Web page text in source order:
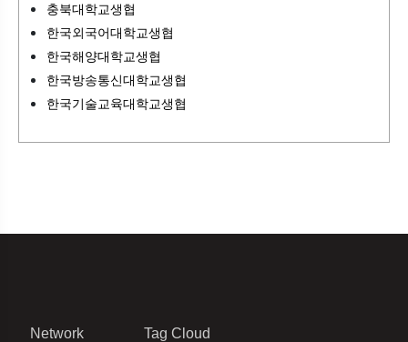
충북대학교생협
한국외국어대학교생협
한국해양대학교생협
한국방송통신대학교생협
한국기술교육대학교생협
Network Tag Cloud